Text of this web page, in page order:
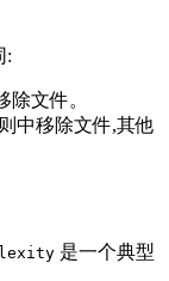
:
除文件。
中移除文件,其他
是一个典型